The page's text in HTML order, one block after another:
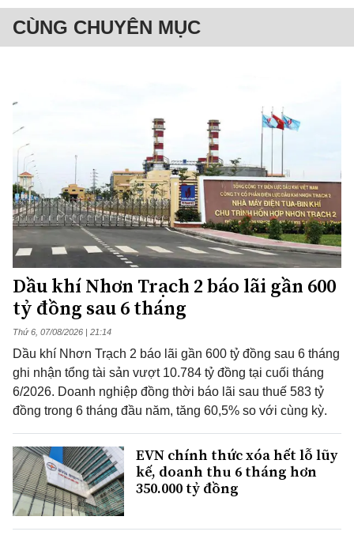
CÙNG CHUYÊN MỤC
Dầu khí Nhơn Trạch 2 báo lãi gần 600
tỷ đồng sau 6 tháng
Thứ 6, 07/08/2026 | 21:14
Dầu khí Nhơn Trạch 2 báo lãi gần 600 tỷ đồng sau 6 tháng
ghi nhận tổng tài sản vượt 10.784 tỷ đồng tại cuối tháng
6/2026. Doanh nghiệp đồng thời báo lãi sau thuế 583 tỷ
đồng trong 6 tháng đầu năm, tăng 60,5% so với cùng kỳ.
EVN chính thức xóa hết lỗ lũy
kế, doanh thu 6 tháng hơn
350.000 tỷ đồng